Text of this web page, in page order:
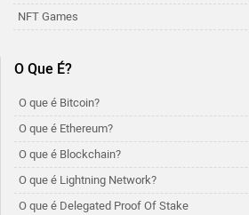
NFT Games
O Que É?
O que é Bitcoin?
O que é Ethereum?
O que é Blockchain?
O que é Lightning Network?
O que é Delegated Proof Of Stake